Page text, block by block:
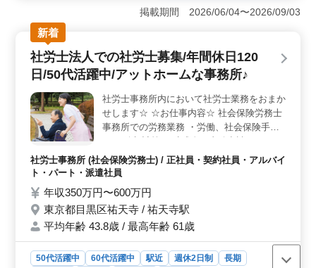
ありません。完全週休2日制（土日祝休み）で勤務できま
す。無理のないペースで落ち着いて業務に取り組みやす
い環境です。 ＜経験を活かせる社労士補助業務＞
労働社会保険手続、給与計算業務、電話・メール対応な
どを担当します。社労士事務所での勤務経験がある方が
対象です。これまでの労務経験を活かし、即戦力として
＞ 烏丸御池駅から徒歩圏内の立地です。交通費は実費
で上限なし支給、社会保険完備と福利厚生も整ってお
り、負担を抑えながら安心して勤務できます。
掲載期間 2026/06/04〜2026/09/03
新着
社労士法人での社労士募集/年間休日120
日/50代活躍中/アットホームな事務所♪
社労士事務所内において社労士業務をおまか
せします☆ ☆お仕事内容☆ 社会保険労務士
事務所での労務業務 ・労働、社会保険手続
の他能力により他業務も任せる可能性はござ
います） ☆求人のポイント☆ ・駅近で通勤
も充実◎ ・スタッフは20代〜60代が在籍
中！ 今までの経験を生かしてぜひ、一緒に
働きませんか？ お待ちしております！
社労士事務所 (社会保険労務士) / 正社員・契約社員・アルバイ
ト・パート・派遣社員
年収350万円〜600万円
東京都目黒区祐天寺 / 祐天寺駅
平均年齢 43.8歳 / 最高年齢 61歳
50代活躍中 60代活躍中 駅近 週休2日制
長期